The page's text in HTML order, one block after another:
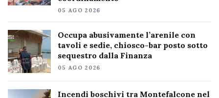
05 AGO 2026
Occupa abusivamente l’arenile con
tavoli e sedie, chiosco-bar posto sotto
sequestro dalla Finanza
05 AGO 2026
Incendi boschivi tra Montefalcone nel